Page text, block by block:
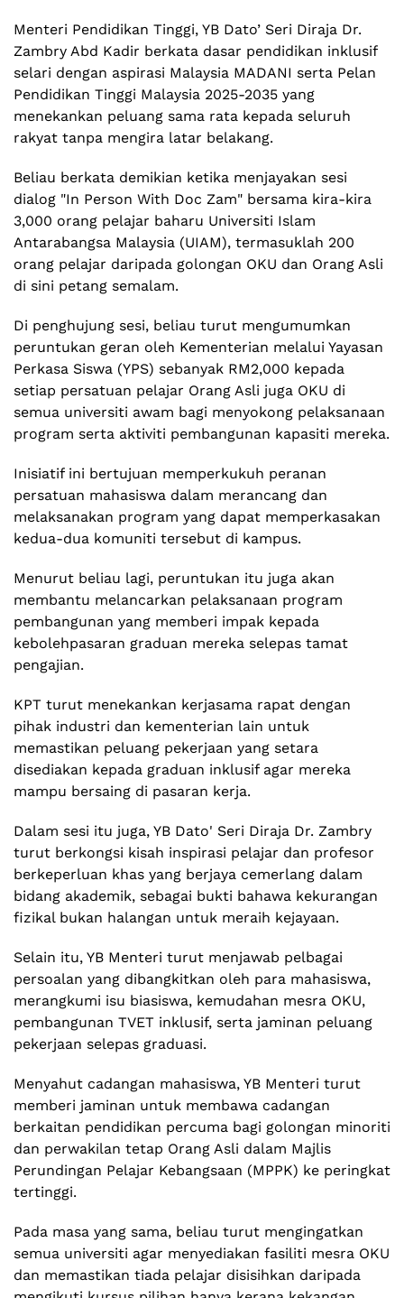
Menteri Pendidikan Tinggi, YB Dato’ Seri Diraja Dr.
Zambry Abd Kadir berkata dasar pendidikan inklusif
selari dengan aspirasi Malaysia MADANI serta Pelan
Pendidikan Tinggi Malaysia 2025-2035 yang
menekankan peluang sama rata kepada seluruh
rakyat tanpa mengira latar belakang.
Beliau berkata demikian ketika menjayakan sesi
dialog "In Person With Doc Zam" bersama kira-kira
3,000 orang pelajar baharu Universiti Islam
Antarabangsa Malaysia (UIAM), termasuklah 200
orang pelajar daripada golongan OKU dan Orang Asli
di sini petang semalam.
Di penghujung sesi, beliau turut mengumumkan
peruntukan geran oleh Kementerian melalui Yayasan
Perkasa Siswa (YPS) sebanyak RM2,000 kepada
setiap persatuan pelajar Orang Asli juga OKU di
semua universiti awam bagi menyokong pelaksanaan
program serta aktiviti pembangunan kapasiti mereka.
Inisiatif ini bertujuan memperkukuh peranan
persatuan mahasiswa dalam merancang dan
melaksanakan program yang dapat memperkasakan
kedua-dua komuniti tersebut di kampus.
Menurut beliau lagi, peruntukan itu juga akan
membantu melancarkan pelaksanaan program
pembangunan yang memberi impak kepada
kebolehpasaran graduan mereka selepas tamat
pengajian.
KPT turut menekankan kerjasama rapat dengan
pihak industri dan kementerian lain untuk
memastikan peluang pekerjaan yang setara
disediakan kepada graduan inklusif agar mereka
mampu bersaing di pasaran kerja.
Dalam sesi itu juga, YB Dato' Seri Diraja Dr. Zambry
turut berkongsi kisah inspirasi pelajar dan profesor
berkeperluan khas yang berjaya cemerlang dalam
bidang akademik, sebagai bukti bahawa kekurangan
fizikal bukan halangan untuk meraih kejayaan.
Selain itu, ​YB Menteri turut menjawab pelbagai
persoalan yang dibangkitkan oleh para mahasiswa,
merangkumi isu biasiswa, kemudahan mesra OKU,
pembangunan TVET inklusif, serta jaminan peluang
pekerjaan selepas graduasi.
​Menyahut cadangan mahasiswa, YB Menteri turut
memberi jaminan untuk membawa cadangan
berkaitan pendidikan percuma bagi golongan minoriti
dan perwakilan tetap Orang Asli dalam Majlis
Perundingan Pelajar Kebangsaan (MPPK) ke peringkat
tertinggi.
Pada masa yang sama, beliau turut mengingatkan
semua universiti agar menyediakan fasiliti mesra OKU
dan memastikan tiada pelajar disisihkan daripada